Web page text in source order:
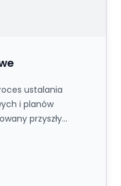
ustalania
i planów
przyszły